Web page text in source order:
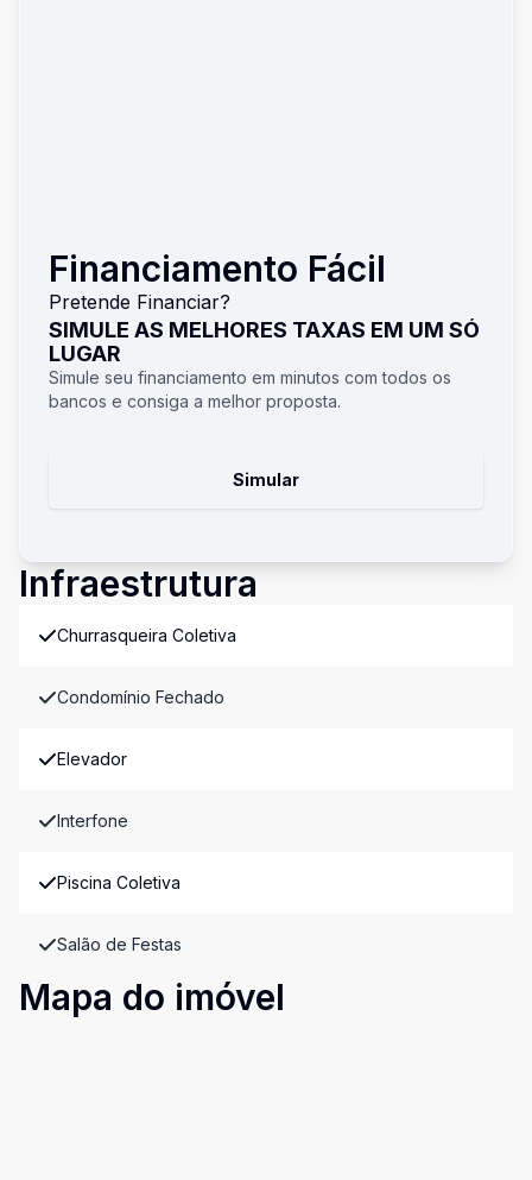
Financiamento Fácil
Pretende Financiar?
SIMULE AS MELHORES TAXAS EM UM SÓ
LUGAR
Simule seu financiamento em minutos com todos os
bancos e consiga a melhor proposta.
Simular
Infraestrutura
Churrasqueira Coletiva
Condomínio Fechado
Elevador
Interfone
Piscina Coletiva
Salão de Festas
Mapa do imóvel